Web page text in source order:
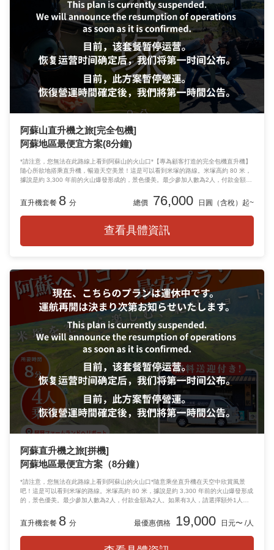
阿蘇山直升機之旅[完全包機]
阿蘇地區最便宜方案(8分鐘)
*請注意，您無法在此路線上看到阿蘇山的火山口*【專為顧客打造的完全包機直升機】
隨心所欲地搭乘直升機，暢遊天空美景！這是可以看到米塚的路線。米塚高約 80 米，
據說是約 3,300 年前的火山爆發形成的，景色優美。最少參加人數為2人，付款金額為
有廁所、休息區、餐廳、紀念品商店。）
直升機套餐 8 分 總價 76,000 日圓（含稅）起~
查看具體資訊
阿蘇直升機之旅[拼機]
阿蘇地區最便宜方案（8分鐘）
*請注意，您無法在此路線上看到阿蘇山的火山口*隨意乘坐直升機在天空中欣賞風景
吧！這是可以看到米塚的路線。米塚高約 80 米，據說是約 3,300 年前的火山爆發形成
的，景色優美。最少參加人數為2人，付款金額為2人。如果有3人，請選擇額外1人，
店。）
直升機套餐 8 分 最優惠價格 19,000 日元〜 /人